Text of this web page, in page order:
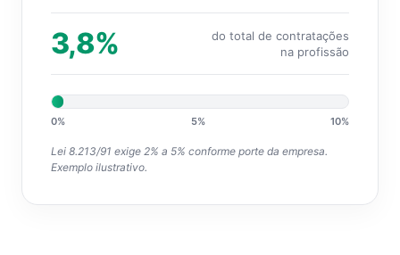
3,8%
do total de contratações
na profissão
0% 5% 10%
Lei 8.213/91 exige 2% a 5% conforme porte da empresa.
Exemplo ilustrativo.